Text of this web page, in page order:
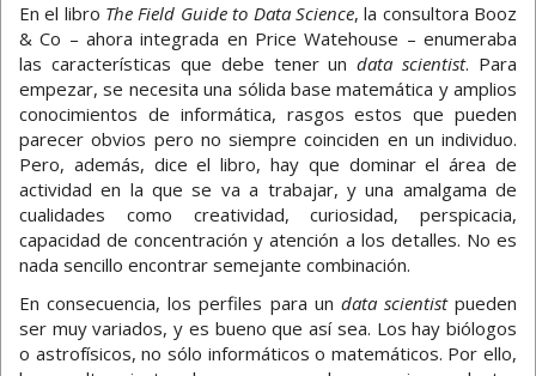
En el libro The Field Guide to Data Science, la consultora Booz
& Co – ahora integrada en Price Watehouse – enumeraba
las características que debe tener un data scientist. Para
empezar, se necesita una sólida base matemática y amplios
conocimientos de informática, rasgos estos que pueden
parecer obvios pero no siempre coinciden en un individuo.
Pero, además, dice el libro, hay que dominar el área de
actividad en la que se va a trabajar, y una amalgama de
cualidades como creatividad, curiosidad, perspicacia,
capacidad de concentración y atención a los detalles. No es
nada sencillo encontrar semejante combinación.
En consecuencia, los perfiles para un data scientist pueden
ser muy variados, y es bueno que así sea. Los hay biólogos
o astrofísicos, no sólo informáticos o matemáticos. Por ello,